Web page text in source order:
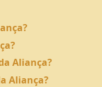
Aliança?
Aliança?